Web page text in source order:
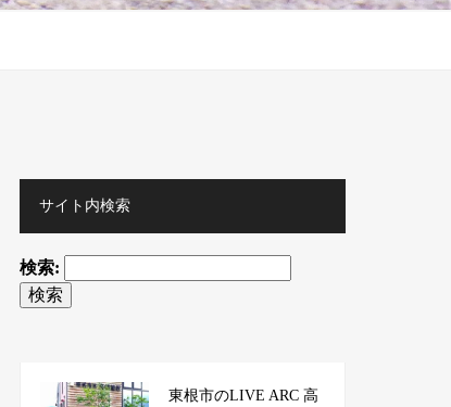
サイト内検索
検索:
東根市のLIVE ARC 高